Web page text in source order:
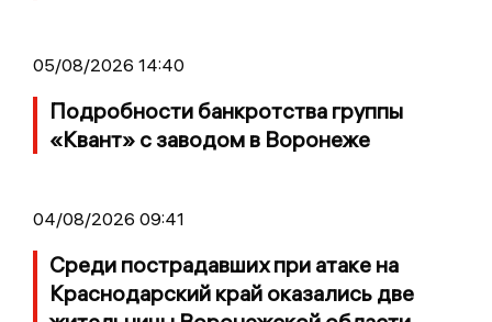
05/08/2026 14:40
Подробности банкротства группы
«Квант» с заводом в Воронеже
04/08/2026 09:41
Среди пострадавших при атаке на
Краснодарский край оказались две